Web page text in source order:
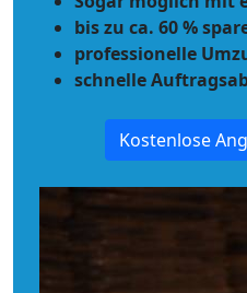
bis zu ca. 60 %
professionelle
schnelle
Kostenlose